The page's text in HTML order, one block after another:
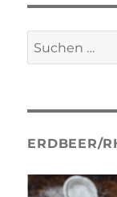
Suche
nach:
ERDBEER/